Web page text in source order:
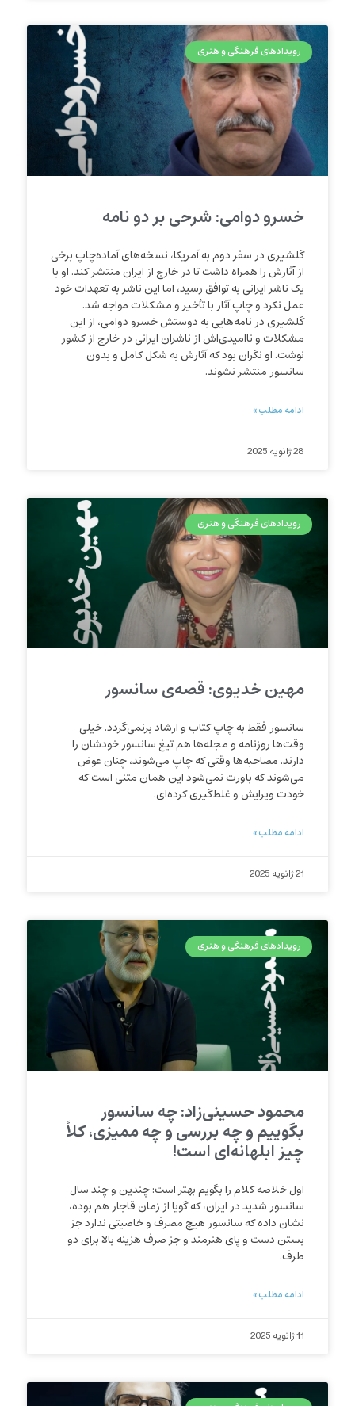
رویدادهای فرهنگی و هنری
خسرو دوامی: شرحی بر دو نامه
گلشیری در سفر دوم به آمریکا، نسخه‌های آماده‌چاپ برخی
از آثارش را همراه داشت تا در خارج از ایران منتشر کند. او با
یک ناشر ایرانی به توافق رسید، اما این ناشر به تعهدات خود
عمل نکرد و چاپ آثار با تأخیر و مشکلات مواجه شد.
گلشیری در نامه‌هایی به دوستش خسرو دوامی، از این
مشکلات و ناامیدی‌اش از ناشران ایرانی در خارج از کشور
نوشت. او نگران بود که آثارش به شکل کامل و بدون
سانسور منتشر نشوند.
ادامه مطلب »
28 ژانویه 2025
رویدادهای فرهنگی و هنری
مهین خدیوی: قصه‌ی سانسور
سانسور فقط به چاپ کتاب و ارشاد برنمی‌گردد. خیلی
وقت‌ها روزنامه و مجله‌ها هم تیغ سانسور خودشان را
دارند. مصاحبه‌ها وقتی که چاپ می‌شوند، چنان عوض
می‌شوند که باورت نمی‌شود این همان متنی است که
خودت ویرایش و غلط‌گیری کرده‌ای.
ادامه مطلب »
21 ژانویه 2025
رویدادهای فرهنگی و هنری
محمود حسینی‌زاد: چه سانسور
بگوییم و چه بررسی و چه ممیزی، کلاً
چیز ابلهانه‌ای است!
اول خلاصه کلام را بگویم بهتر است: چندین و چند سال
سانسور شدید در ایران، که گویا از زمان قاجار هم بوده،
نشان داده که سانسور هیچ مصرف و خاصیتی ندارد جز
بستن دست و پای هنرمند و جز صرف هزینه بالا برای دو
طرف.
ادامه مطلب »
11 ژانویه 2025